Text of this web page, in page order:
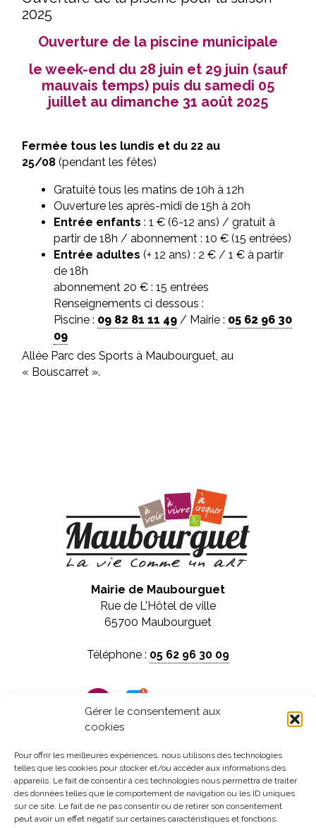
Gérer le consentement aux
cookies
Pour offrir les meilleures expériences, nous utilisons des technologies
telles que les cookies pour stocker et/ou accéder aux informations des
appareils. Le fait de consentir à ces technologies nous permettra de traiter
des données telles que le comportement de navigation ou les ID uniques
sur ce site. Le fait de ne pas consentir ou de retirer son consentement
peut avoir un effet négatif sur certaines caractéristiques et fonctions.
2025
Ouverture de la piscine municipale
le week-end du 28 juin et 29 juin (sauf
mauvais temps) puis du samedi 05
juillet au dimanche 31 août 2025
Fermée tous les lundis et du 22 au
25/08(pendant les fêtes)
Gratuité tous les matins de 10h à 12h
Ouverture les après-midi de 15h à 20h
Entrée enfants : 1 € (6-12 ans) / gratuit à
partir de 18h / abonnement : 10 € (15 entrées)
Entrée adultes (+ 12 ans) : 2 € / 1 € à partir
de 18h
abonnement 20 € : 15 entrées
Renseignements ci dessous :
Piscine : 09 82 81 11 49/ Mairie : 05 62 96 30
09
Allée Parc des Sports à Maubourguet, au
« Bouscarret ».
Mairie de Maubourguet
Rue de L'Hôtel de ville
65700 Maubourguet
Téléphone : 05 62 96 30 09
Du lundi au vendredi
de 8h30 à 12h et de 13h30 à 17h30